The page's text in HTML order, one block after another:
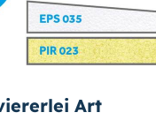
Art